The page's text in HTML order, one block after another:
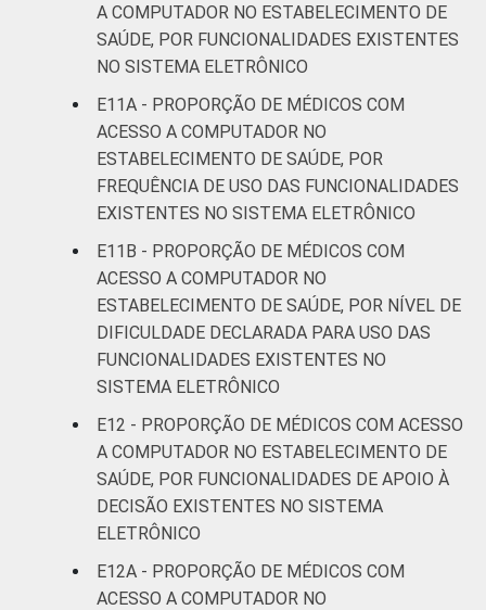
A COMPUTADOR NO ESTABELECIMENTO DE
SAÚDE, POR FUNCIONALIDADES EXISTENTES
NO SISTEMA ELETRÔNICO
E11A - PROPORÇÃO DE MÉDICOS COM
ACESSO A COMPUTADOR NO
ESTABELECIMENTO DE SAÚDE, POR
FREQUÊNCIA DE USO DAS FUNCIONALIDADES
EXISTENTES NO SISTEMA ELETRÔNICO
E11B - PROPORÇÃO DE MÉDICOS COM
ACESSO A COMPUTADOR NO
ESTABELECIMENTO DE SAÚDE, POR NÍVEL DE
DIFICULDADE DECLARADA PARA USO DAS
FUNCIONALIDADES EXISTENTES NO
SISTEMA ELETRÔNICO
E12 - PROPORÇÃO DE MÉDICOS COM ACESSO
A COMPUTADOR NO ESTABELECIMENTO DE
SAÚDE, POR FUNCIONALIDADES DE APOIO À
DECISÃO EXISTENTES NO SISTEMA
ELETRÔNICO
E12A - PROPORÇÃO DE MÉDICOS COM
ACESSO A COMPUTADOR NO